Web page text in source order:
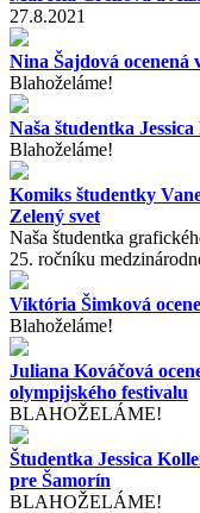
27.8.2021
Nina Šajdová ocenená
Blahoželáme!
Naša študentka
Blahoželáme!
Komiks študentky
Zelený svet
​Naša študentka
25. ročníku
Viktória Šimková
Blahoželáme!
Juliana Kováčová
olympijského festivalu
BLAHOŽELÁME!
Študentka Jessica
pre Šamorín
BLAHOŽELÁME!